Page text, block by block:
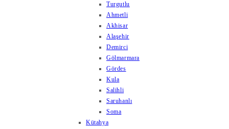
Turgutlu
Ahmetli
Akhisar
Alaşehir
Demirci
Gölmarmara
Gördes
Kula
Salihli
Saruhanlı
Soma
Kütahya